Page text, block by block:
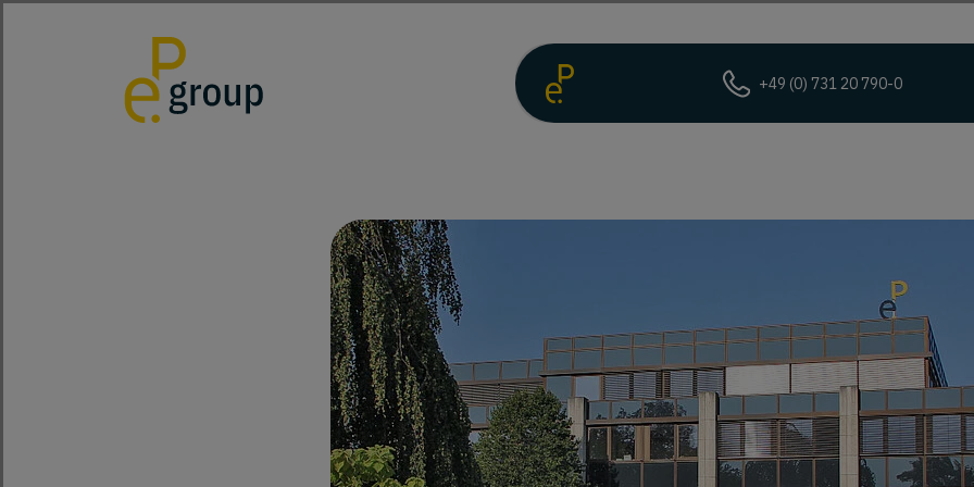
+49 (0) 731 20 790-0